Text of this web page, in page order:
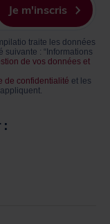
:
Je m'inscris
traite les données
: “Informations
de vos données et
de confidentialité et les